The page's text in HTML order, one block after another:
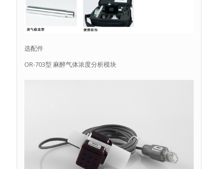
选配件
OR-703型 麻醉气体浓度分析模块